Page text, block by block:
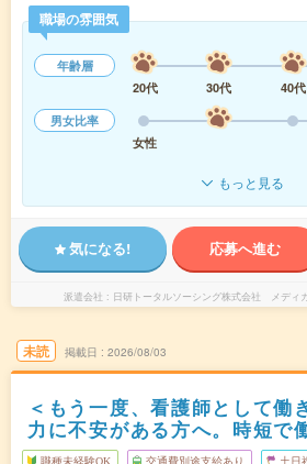
職場の雰囲気
年齢層
20代
30代 40代
男女比率
女性
もっと見る
気になる! 応募へ進む
派遣会社 日研トータルソーシング株式会社 メディ
未読 掲載日 2026/08/03
＜もう一度、看護師として働
力に不安がある方へ。時短で
職種未経験OK 交通費別途支給あり 土日